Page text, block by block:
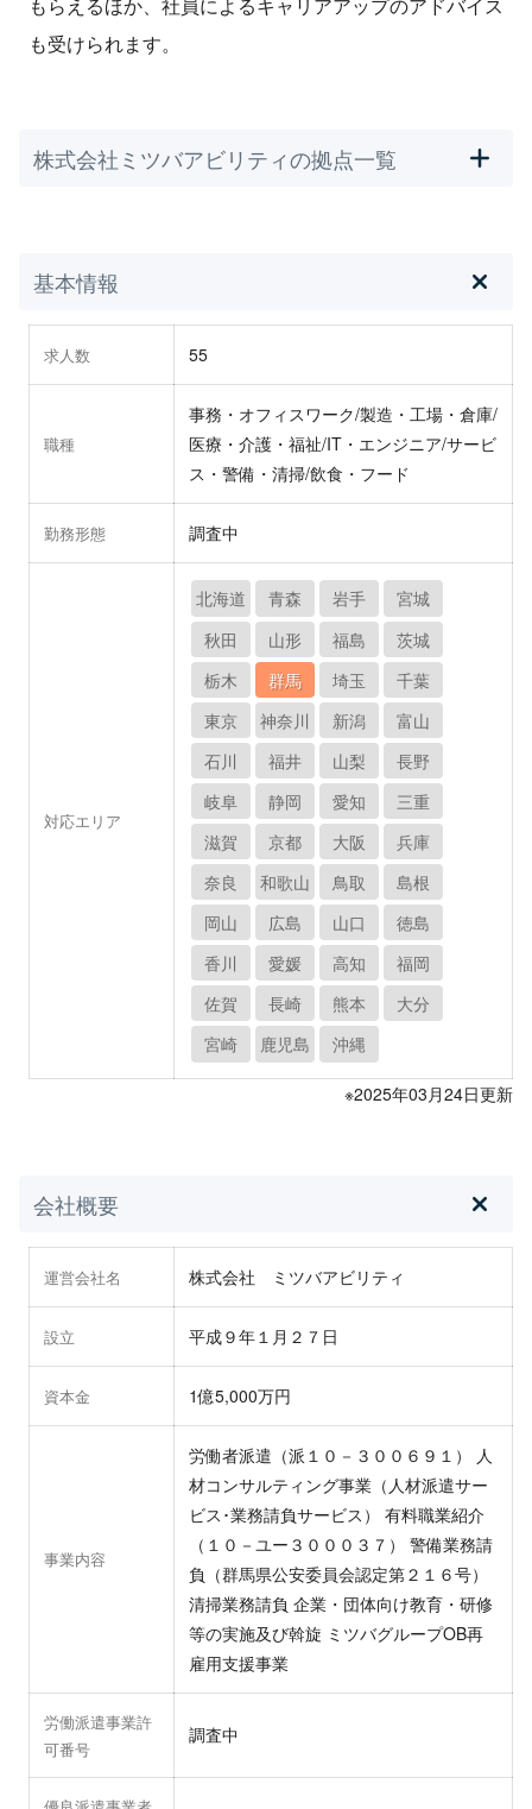
もらえるほか、社員によるキャリアアップのアドバイス
も受けられます。
株式会社ミツバアビリティの拠点一覧
基本情報
求人数 55
職種
事務・オフィスワーク/製造・工場・倉庫/
医療・介護・福祉/IT・エンジニア/サービ
ス・警備・清掃/飲食・フード
勤務形態 調査中
対応エリア
北海道 青森 岩手
宮城
秋田
山形 福島
茨城
栃木
群馬 埼玉
千葉
東京
神奈川 新潟
富山
石川
福井 山梨
長野
岐阜
静岡 愛知
三重
滋賀
京都 大阪
兵庫
奈良
和歌山 鳥取
島根
岡山
広島 山口
徳島
香川
愛媛 高知
福岡
佐賀
長崎 熊本
大分
宮崎
鹿児島 沖縄
※2025年03月24日更新
会社概要
運営会社名 株式会社 ミツバアビリティ
設立 平成９年１月２７日
資本金 1億5,000万円
事業内容
労働者派遣（派１０－３００６９１） 人
材コンサルティング事業（人材派遣サー
ビス･業務請負サービス） 有料職業紹介
（１０－ユー３０００３７） 警備業務請
負（群馬県公安委員会認定第２１６号）
清掃業務請負 企業・団体向け教育・研修
等の実施及び斡旋 ミツバグループOB再
雇用支援事業
労働派遣事業許
可番号
調査中